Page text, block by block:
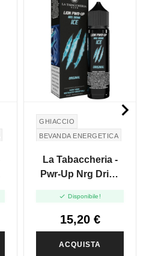
GHIACCIO
BEVANDA ENERGETICA
La Tabaccheria -
Pwr-Up Nrg Drink
Shot 20ml
 Disponibile!
15,20 €
ACQUISTA
